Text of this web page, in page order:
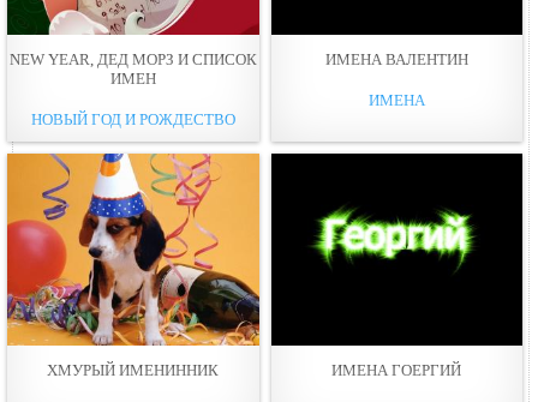
NEW YEAR, ДЕД МОРЗ И СПИСОК
ИМЕН
НОВЫЙ ГОД И РОЖДЕСТВО
ИМЕНА ВАЛЕНТИН
ИМЕНА
ХМУРЫЙ ИМЕНИННИК ИМЕНА ГОЕРГИЙ